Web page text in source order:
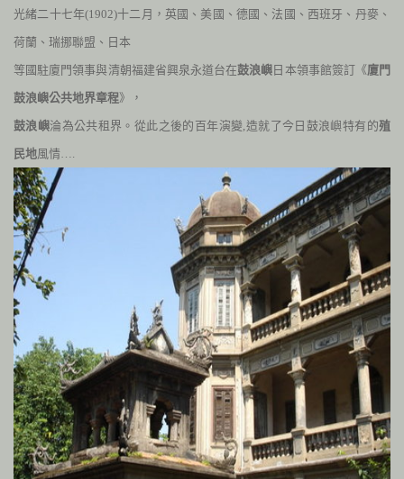
光緒二十七年(1902)十二月，英國、美國、德國、法國、西班牙、丹麥、
荷蘭、瑞挪聯盟、日本
等國駐廈門領事與清朝福建省興泉永道台在鼓浪嶼 日本領事館簽訂《廈門
鼓浪嶼公共地界章程》，
鼓浪嶼淪為公共租界。從此之後的百年演變,造就了今日鼓浪嶼特有的殖
民地風情….